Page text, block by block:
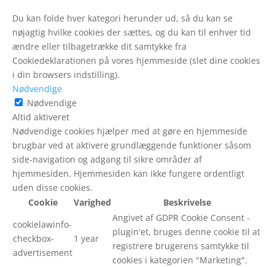
Du kan folde hver kategori herunder ud, så du kan se
nøjagtig hvilke cookies der sættes, og du kan til enhver tid
ændre eller tilbagetrække dit samtykke fra
Cookiedeklarationen på vores hjemmeside (slet dine cookies
i din browsers indstilling).
Nødvendige
Nødvendige
Altid aktiveret
Nødvendige cookies hjælper med at gøre en hjemmeside
brugbar ved at aktivere grundlæggende funktioner såsom
side-navigation og adgang til sikre områder af
hjemmesiden. Hjemmesiden kan ikke fungere ordentligt
uden disse cookies.
Cookie
Varighed
Beskrivelse
cookielawinfo-
checkbox-
advertisement
1 year
Angivet af GDPR Cookie Consent -
plugin'et, bruges denne cookie til at
registrere brugerens samtykke til
cookies i kategorien "Marketing".